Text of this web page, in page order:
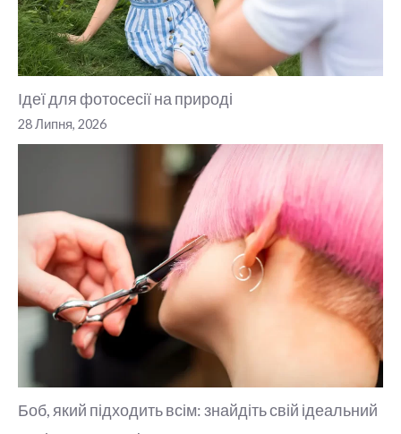
Ідеї для фотосесії на природі
28 Липня, 2026
Боб, який підходить всім: знайдіть свій ідеальний